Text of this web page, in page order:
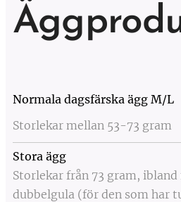
Normala dagsfärska ägg M/L
Storlekar mellan 53-73 gram
Stora ägg
Storlekar från 73 gram, ibland
dubbelgula (för den som har